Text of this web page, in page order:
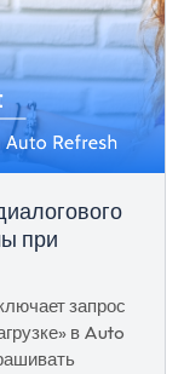
при
запрос
в Auto